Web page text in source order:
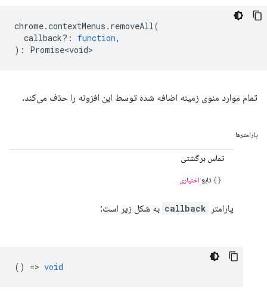
chrome.contextMenus . removeAll(
callback? : function,
) : Promise<void>
تمام موارد منوی زمینه اضافه شده توسط این افزونه را حذف می‌کند.
پارامترها
تماس برگشتی
تابع اختیاری
پارامتر callback به شکل زیر است:
() => void